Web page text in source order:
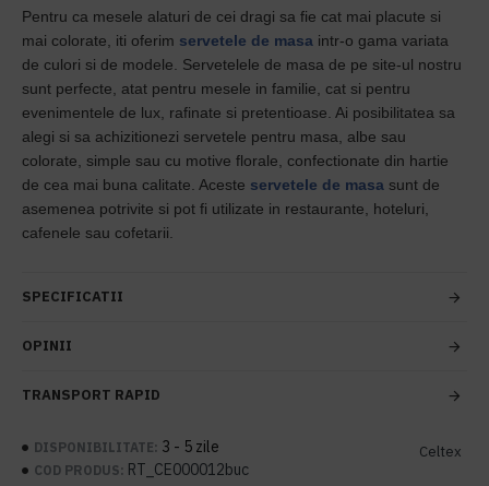
Pentru ca mesele alaturi de cei dragi sa fie cat mai placute si
mai colorate, iti oferim servetele de masa intr-o gama variata
de culori si de modele. Servetelele de masa de pe site-ul nostru
sunt perfecte, atat pentru mesele in familie, cat si pentru
evenimentele de lux, rafinate si pretentioase. Ai posibilitatea sa
alegi si sa achizitionezi servetele pentru masa, albe sau
colorate, simple sau cu motive florale, confectionate din hartie
de cea mai buna calitate. Aceste servetele de masa sunt de
asemenea potrivite si pot fi utilizate in restaurante, hoteluri,
cafenele sau cofetarii.
SPECIFICATII
OPINII
TRANSPORT RAPID
DISPONIBILITATE: 3 - 5 zile
COD PRODUS: RT_CE000012buc
Celtex